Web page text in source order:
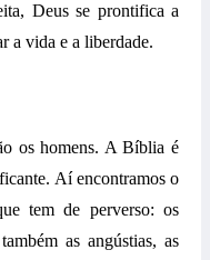
Deus se prontifica a
a vida e a liberdade.
os homens. A Bíblia é
Aí encontramos o
tem de perverso: os
as angústias, as